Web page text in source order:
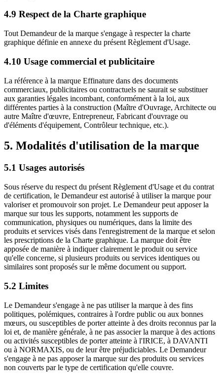
4.9 Respect de la Charte graphique
Tout Demandeur de la marque s'engage à respecter la charte
graphique définie en annexe du présent Règlement d'Usage.
4.10 Usage commercial et publicitaire
La référence à la marque Effinature dans des documents
commerciaux, publicitaires ou contractuels ne saurait se substituer
aux garanties légales incombant, conformément à la loi, aux
différentes parties à la construction (Maître d'Ouvrage, Architecte ou
autre Maître d'œuvre, Entrepreneur, Fabricant d'ouvrage ou
d'éléments d'équipement, Contrôleur technique, etc.).
5. Modalités d'utilisation de la marque
5.1 Usages autorisés
Sous réserve du respect du présent Règlement d'Usage et du contrat
de certification, le Demandeur est autorisé à utiliser la marque pour
valoriser et promouvoir son projet. Le Demandeur peut apposer la
marque sur tous les supports, notamment les supports de
communication, physiques ou numériques, dans la limite des
produits et services visés dans l'enregistrement de la marque et selon
les prescriptions de la Charte graphique. La marque doit être
apposée de manière à indiquer clairement le produit ou service
qu'elle concerne, si plusieurs produits ou services identiques ou
similaires sont proposés sur le même document ou support.
5.2 Limites
Le Demandeur s'engage à ne pas utiliser la marque à des fins
politiques, polémiques, contraires à l'ordre public ou aux bonnes
mœurs, ou susceptibles de porter atteinte à des droits reconnus par la
loi et, de manière générale, à ne pas associer la marque à des actions
ou activités susceptibles de porter atteinte à l'IRICE, à DAVANTI
ou à NORMAXIS, ou de leur être préjudiciables. Le Demandeur
s'engage à ne pas apposer la marque sur des produits ou services
non couverts par le type de certification qu'elle couvre.